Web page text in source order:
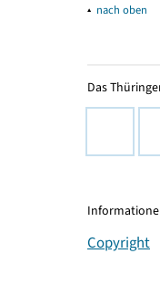
▴ nach oben
Das
Copyright